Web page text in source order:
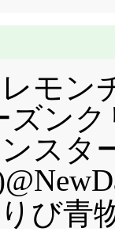
モン
ズン
スタ
び青